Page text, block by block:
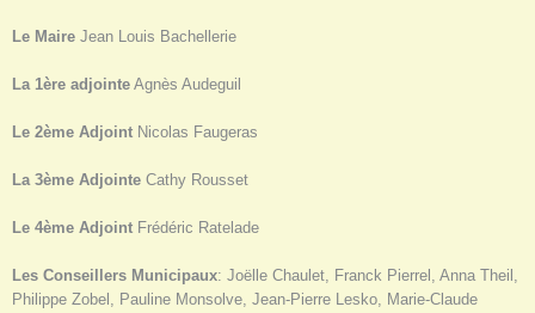
Le Maire Jean Louis Bachellerie
La 1ère adjointe Agnès Audeguil
Le 2ème Adjoint Nicolas Faugeras
La 3ème Adjointe Cathy Rousset
Le 4ème Adjoint Frédéric Ratelade
Les Conseillers Municipaux: Joëlle Chaulet, Franck Pierrel, Anna Theil,
Philippe Zobel, Pauline Monsolve, Jean-Pierre Lesko, Marie-Claude